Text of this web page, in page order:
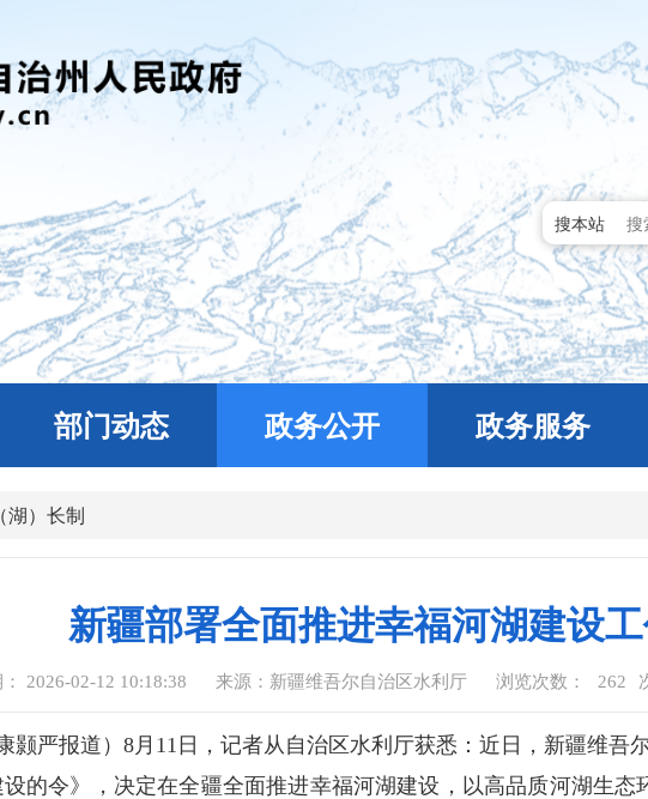
搜本站
部门动态 政务公开 政务服务
湖）长制
新疆部署全面推进幸福河湖建设
2026-02-12 10:18:38 来源：新疆维吾尔自治区水利厅 浏览次数： 262
颢严报道）8月11日，记者从自治区水利厅获悉：近日，新疆维吾
的令》，决定在全疆全面推进幸福河湖建设，以高品质河湖生